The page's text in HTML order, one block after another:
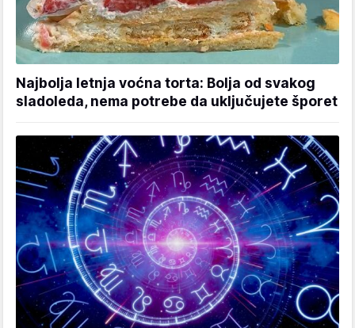
Najbolja letnja voćna torta: Bolja od svakog
sladoleda, nema potrebe da uključujete šporet